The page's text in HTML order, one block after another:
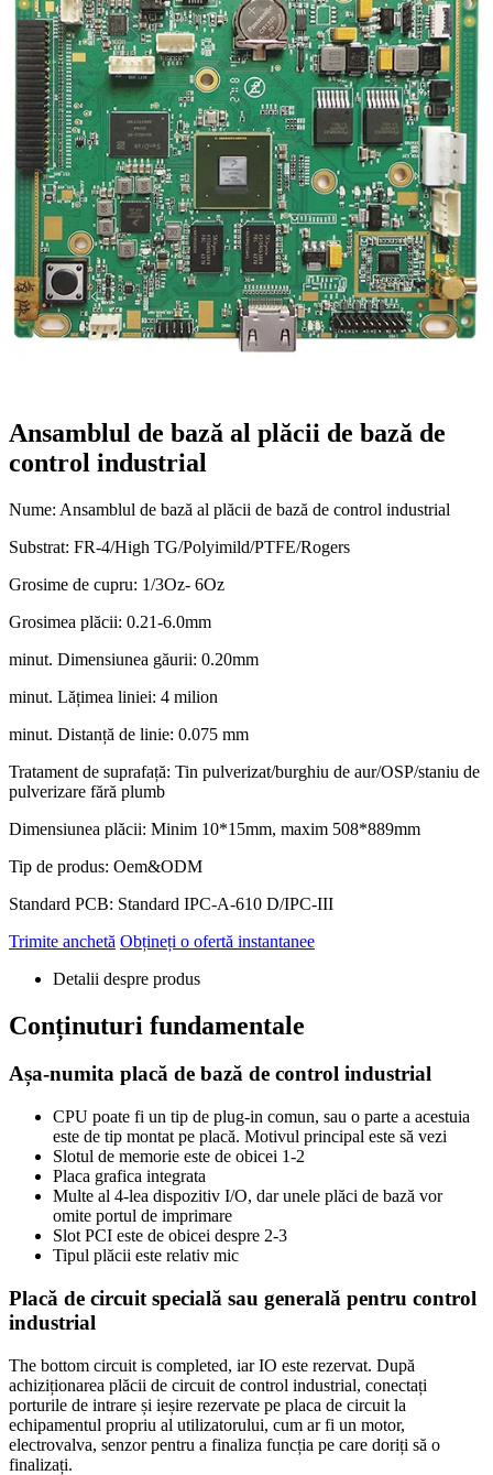
Ansamblul de bază al plăcii de bază de
control industrial
Nume: Ansamblul de bază al plăcii de bază de control industrial
Substrat: FR-4/High TG/Polyimild/PTFE/Rogers
Grosime de cupru: 1/3Oz- 6Oz
Grosimea plăcii: 0.21-6.0mm
minut. Dimensiunea găurii: 0.20mm
minut. Lățimea liniei: 4 milion
minut. Distanță de linie: 0.075 mm
Tratament de suprafață: Tin pulverizat/burghiu de aur/OSP/staniu de
pulverizare fără plumb
Dimensiunea plăcii: Minim 10*15mm, maxim 508*889mm
Tip de produs: Oem&ODM
Standard PCB: Standard IPC-A-610 D/IPC-III
Trimite anchetă Obțineți o ofertă instantanee
Detalii despre produs
Conținuturi fundamentale
Așa-numita placă de bază de control industrial
CPU poate fi un tip de plug-in comun, sau o parte a acestuia
este de tip montat pe placă. Motivul principal este să vezi
Slotul de memorie este de obicei 1-2
Placa grafica integrata
Multe al 4-lea dispozitiv I/O, dar unele plăci de bază vor
omite portul de imprimare
Slot PCI este de obicei despre 2-3
Tipul plăcii este relativ mic
Placă de circuit specială sau generală pentru control
industrial
The bottom circuit is completed, iar IO este rezervat. După
achiziționarea plăcii de circuit de control industrial, conectați
porturile de intrare și ieșire rezervate pe placa de circuit la
echipamentul propriu al utilizatorului, cum ar fi un motor,
electrovalva, senzor pentru a finaliza funcția pe care doriți să o
finalizați.